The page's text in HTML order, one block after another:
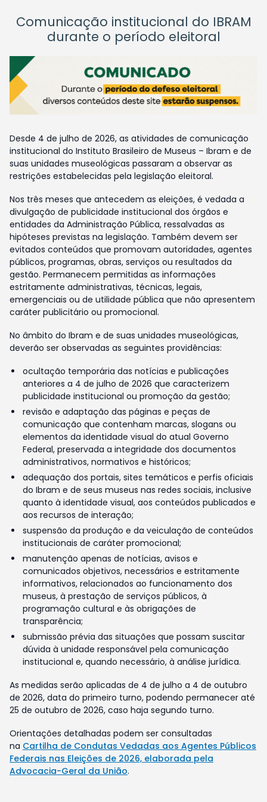
Comunicação institucional do IBRAM
durante o período eleitoral
Desde 4 de julho de 2026, as atividades de comunicação
institucional do Instituto Brasileiro de Museus – Ibram e de
suas unidades museológicas passaram a observar as
restrições estabelecidas pela legislação eleitoral.
Nos três meses que antecedem as eleições, é vedada a
divulgação de publicidade institucional dos órgãos e
entidades da Administração Pública, ressalvadas as
hipóteses previstas na legislação. Também devem ser
evitados conteúdos que promovam autoridades, agentes
públicos, programas, obras, serviços ou resultados da
gestão. Permanecem permitidas as informações
estritamente administrativas, técnicas, legais,
emergenciais ou de utilidade pública que não apresentem
caráter publicitário ou promocional.
No âmbito do Ibram e de suas unidades museológicas,
deverão ser observadas as seguintes providências:
ocultação temporária das notícias e publicações
anteriores a 4 de julho de 2026 que caracterizem
publicidade institucional ou promoção da gestão;
revisão e adaptação das páginas e peças de
comunicação que contenham marcas, slogans ou
elementos da identidade visual do atual Governo
Federal, preservada a integridade dos documentos
administrativos, normativos e históricos;
adequação dos portais, sites temáticos e perfis oficiais
do Ibram e de seus museus nas redes sociais, inclusive
quanto à identidade visual, aos conteúdos publicados e
aos recursos de interação;
suspensão da produção e da veiculação de conteúdos
institucionais de caráter promocional;
manutenção apenas de notícias, avisos e
comunicados objetivos, necessários e estritamente
informativos, relacionados ao funcionamento dos
museus, à prestação de serviços públicos, à
programação cultural e às obrigações de
transparência;
submissão prévia das situações que possam suscitar
dúvida à unidade responsável pela comunicação
institucional e, quando necessário, à análise jurídica.
As medidas serão aplicadas de 4 de julho a 4 de outubro
de 2026, data do primeiro turno, podendo permanecer até
25 de outubro de 2026, caso haja segundo turno.
Orientações detalhadas podem ser consultadas
na Cartilha de Condutas Vedadas aos Agentes Públicos
Federais nas Eleições de 2026, elaborada pela
Advocacia-Geral da União.